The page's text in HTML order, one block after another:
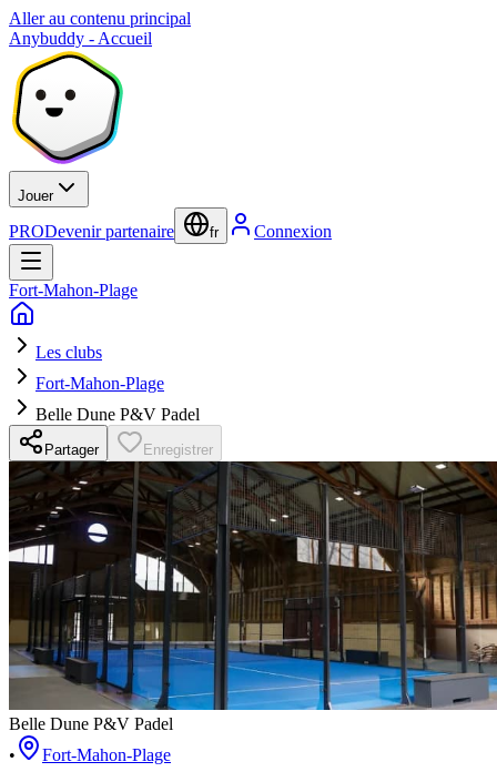
Aller au contenu principal
Anybuddy - Accueil
Jouer
PRODevenir partenaire fr Connexion
Fort-Mahon-Plage
Les clubs
Fort-Mahon-Plage
Belle Dune P&V Padel
Partager Enregistrer
Belle Dune P&V Padel
•
Fort-Mahon-Plage